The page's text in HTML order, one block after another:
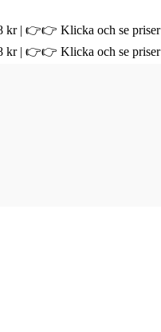
kr | 👉👉 Klicka och se priser
kr | 👉👉 Klicka och se priser